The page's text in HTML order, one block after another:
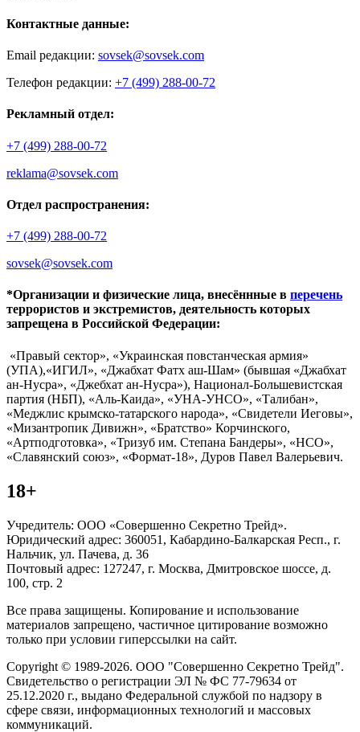
Контактные данные:
Email редакции: sovsek@sovsek.com
Телефон редакции: +7 (499) 288-00-72
Рекламный отдел:
+7 (499) 288-00-72
reklama@sovsek.com
Отдел распространения:
+7 (499) 288-00-72
sovsek@sovsek.com
*Организации и физические лица, внесённные в перечень
террористов и экстремистов, деятельность которых
запрещена в Российской Федерации:
«Правый сектор», «Украинская повстанческая армия»
(УПА),«ИГИЛ», «Джабхат Фатх аш-Шам» (бывшая «Джабхат
ан-Нусра», «Джебхат ан-Нусра»), Национал-Большевистская
партия (НБП), «Аль-Каида», «УНА-УНСО», «Талибан»,
«Меджлис крымско-татарского народа», «Свидетели Иеговы»,
«Мизантропик Дивижн», «Братство» Корчинского,
«Артподготовка», «Тризуб им. Степана Бандеры», «НСО»,
«Славянский союз», «Формат-18», Дуров Павел Валерьевич.
18+
Учредитель: ООО «Совершенно Секретно Трейд».
Юридический адрес: 360051, Кабардино-Балкарская Респ., г.
Нальчик, ул. Пачева, д. 36
Почтовый адрес: 127247, г. Москва, Дмитровское шоссе, д.
100, стр. 2
Все права защищены. Копирование и использование
материалов запрещено, частичное цитирование возможно
только при условии гиперссылки на сайт.
Copyright © 1989-2026. ООО "Совершенно Секретно Трейд".
Свидетельство о регистрации ЭЛ № ФС 77-79634 от
25.12.2020 г., выдано Федеральной службой по надзору в
сфере связи, информационных технологий и массовых
коммуникаций.